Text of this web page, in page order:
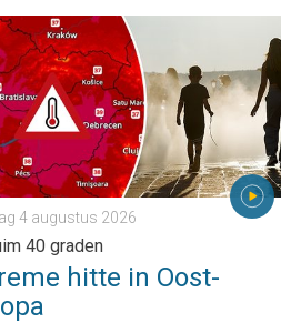
. . zondag 2 augustus 2026
hitte in Oost-Europa. Tot ruim
4 augustus 2026
40 graden
hitte in Oost-